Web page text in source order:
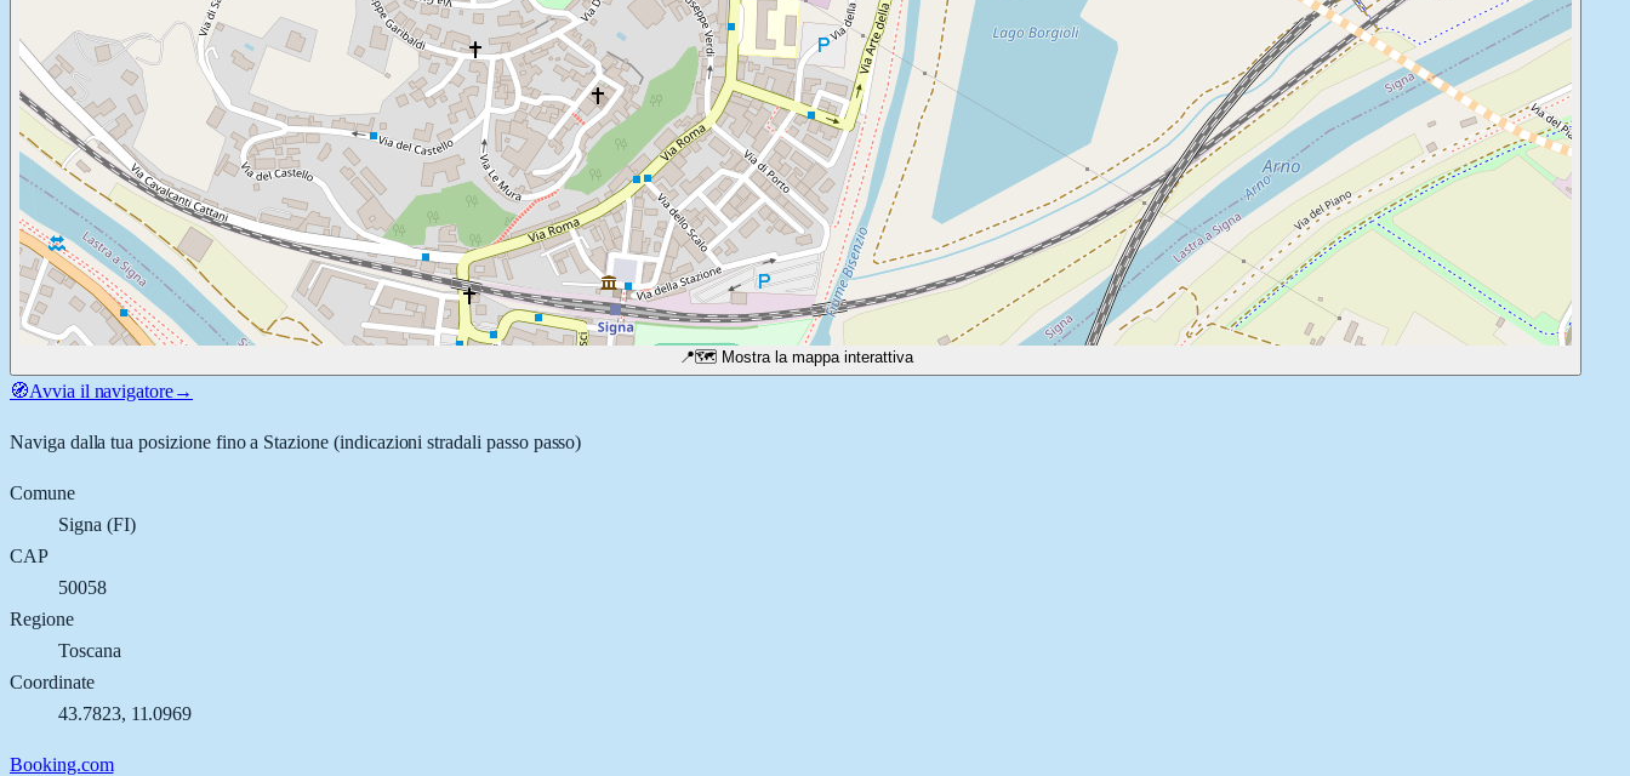
📍🗺️ Mostra la mappa interattiva
🧭Avvia il navigatore→
Naviga dalla tua posizione fino a Stazione (indicazioni stradali passo passo)
Comune
Signa (FI)
CAP
50058
Regione
Toscana
Coordinate
43.7823, 11.0969
Booking.com